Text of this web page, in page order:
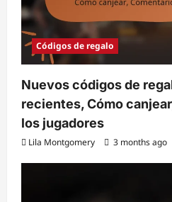
Códigos de regalo
Nuevos códigos de
recientes, Cómo
los jugadores
Lila Montgomery 3 months ago